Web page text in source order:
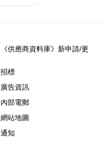
《供應商資料庫》新申請/更
招標
廣告資訊
內部電郵
網站地圖
通知